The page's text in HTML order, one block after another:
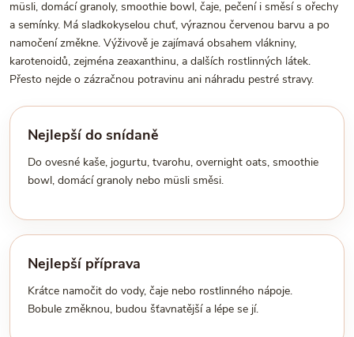
müsli, domácí granoly, smoothie bowl, čaje, pečení i směsí s ořechy
a semínky. Má sladkokyselou chuť, výraznou červenou barvu a po
namočení změkne. Výživově je zajímavá obsahem vlákniny,
karotenoidů, zejména zeaxanthinu, a dalších rostlinných látek.
Přesto nejde o zázračnou potravinu ani náhradu pestré stravy.
Nejlepší do snídaně
Do ovesné kaše, jogurtu, tvarohu, overnight oats, smoothie
bowl, domácí granoly nebo müsli směsi.
Nejlepší příprava
Krátce namočit do vody, čaje nebo rostlinného nápoje.
Bobule změknou, budou šťavnatější a lépe se jí.